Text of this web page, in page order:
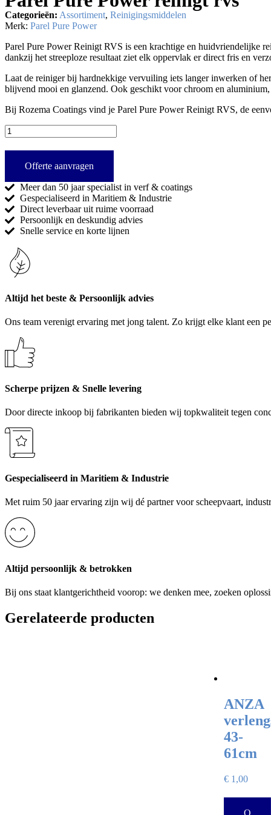
Categorieën: Assortiment, Reinigingsmiddelen
Merk: Parel Pure Power
Parel Pure Power Reinigt RVS is een krachtige en huidvriendelijke
dankzij het streeploze resultaat ziet elk oppervlak er direct fris en
Laat de reiniger bij hardnekkige vervuiling iets langer inwerken of
blijvend mooi en glanzend. Ook geschikt voor chroom en
Bij Rozema Coatings vind je Parel Pure Power Reinigt RVS, de
Offerte aanvragen
Meer dan 50 jaar specialist in verf & coatings
Gespecialiseerd in Maritiem & Industrie
Direct leverbaar uit ruime voorraad
Persoonlijk en deskundig advies
Snelle service en korte lijnen
Altijd het beste & Persoonlijk advies
Ons team verenigt ervaring met jong talent. Zo krijgt elke klant een
Scherpe prijzen & Snelle levering
Door directe inkoop bij fabrikanten bieden wij topkwaliteit tegen
Gespecialiseerd in Maritiem & Industrie
Met ruim 50 jaar ervaring zijn wij dé partner voor scheepvaart,
Altijd persoonlijk & betrokken
Bij ons staat klantgerichtheid voorop: we denken mee, zoeken
Gerelateerde producten
ANZA
43-
61cm
€ 1,00
O